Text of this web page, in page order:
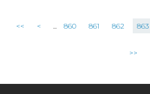
<< < ... 860 861 862 863
>>